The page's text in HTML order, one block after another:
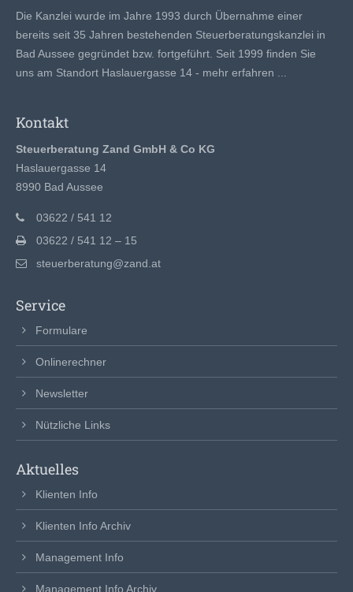
Die Kanzlei wurde im Jahre 1993 durch Übernahme einer
bereits seit 35 Jahren bestehenden Steuerberatungskanzlei in
Bad Aussee gegründet bzw. fortgeführt. Seit 1999 finden Sie
uns am Standort Haslauergasse 14 - mehr erfahren ...
Kontakt
Steuerberatung Zand GmbH & Co KG
Haslauergasse 14
8990 Bad Aussee
03622 / 541 12
03622 / 541 12 – 15
steuerberatung@zand.at
Service
Formulare
Onlinerechner
Newsletter
Nützliche Links
Aktuelles
Klienten Info
Klienten Info Archiv
Management Info
Management Info Archiv